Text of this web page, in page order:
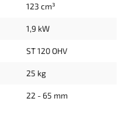
123 cm³
1,9 kW
ST 120 OHV
25 kg
22 - 65 mm